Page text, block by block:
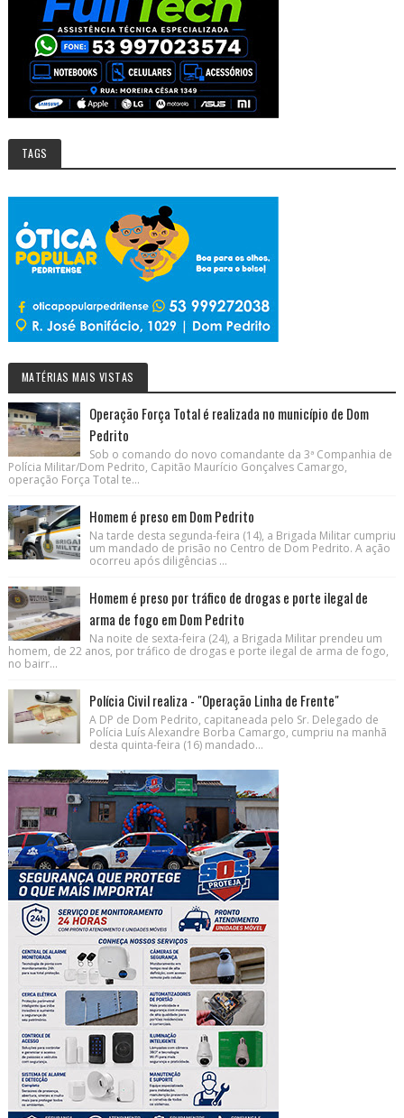
TAGS
MATÉRIAS MAIS VISTAS
Operação Força Total é realizada no município de Dom
Pedrito
Sob o comando do novo comandante da 3ª Companhia de
Polícia Militar/Dom Pedrito, Capitão Maurício Gonçalves Camargo,
operação Força Total te...
Homem é preso em Dom Pedrito
Na tarde desta segunda-feira (14), a Brigada Militar cumpriu
um mandado de prisão no Centro de Dom Pedrito. A ação
ocorreu após diligências ...
Homem é preso por tráfico de drogas e porte ilegal de
arma de fogo em Dom Pedrito
Na noite de sexta-feira (24), a Brigada Militar prendeu um
homem, de 22 anos, por tráfico de drogas e porte ilegal de arma de fogo,
no bairr...
Polícia Civil realiza - "Operação Linha de Frente"
A DP de Dom Pedrito, capitaneada pelo Sr. Delegado de
Polícia Luís Alexandre Borba Camargo, cumpriu na manhã
desta quinta-feira (16) mandado...